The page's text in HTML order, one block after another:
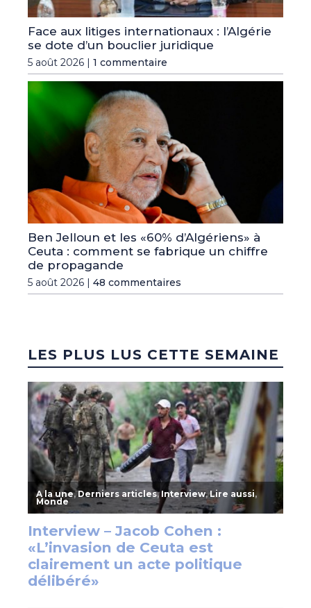
Face aux litiges internationaux : l’Algérie
se dote d’un bouclier juridique
5 août 2026 | 1 commentaire
Ben Jelloun et les «60% d’Algériens» à
Ceuta : comment se fabrique un chiffre
de propagande
5 août 2026 | 48 commentaires
LES PLUS LUS CETTE SEMAINE